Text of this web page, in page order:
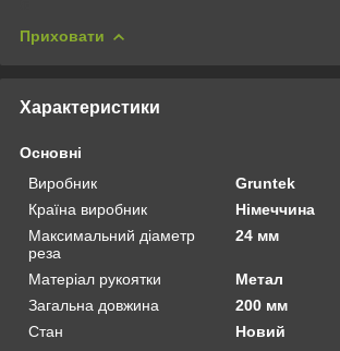
Приховати
Характеристики
Основні
Виробник
Gruntek
Країна виробник
Німеччина
Максимальний діаметр
реза
24 мм
Матеріал рукоятки
Метал
Загальна довжина
200 мм
Стан
Новий